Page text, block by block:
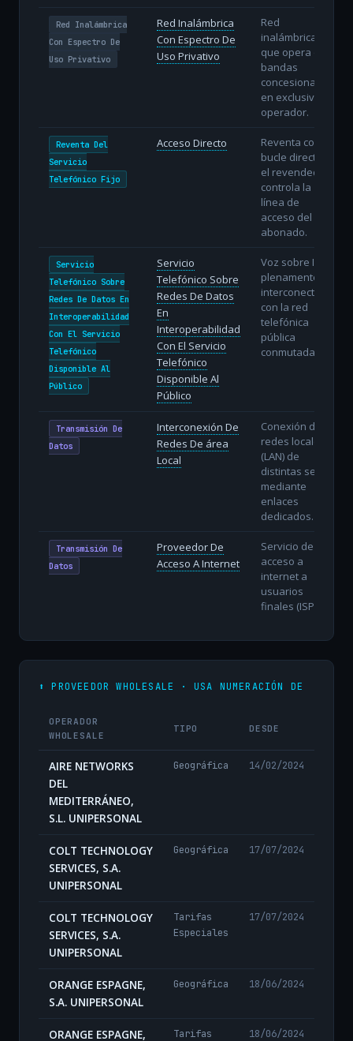
Red Inalámbrica
Con Espectro De
Uso Privativo
Red Inalámbrica
Con Espectro De
Uso Privativo
Red
inalámbrica
que opera en
bandas
concesionadas
en exclusiva al
operador.
Reventa Del
Servicio
Telefónico Fijo
Acceso Directo
Reventa con
bucle directo:
el revendedor
controla la
línea de
acceso del
abonado.
Servicio
Telefónico Sobre
Redes De Datos En
Interoperabilidad
Con El Servicio
Telefónico
Disponible Al
Público
Servicio
Telefónico Sobre
Redes De Datos
En
Interoperabilidad
Con El Servicio
Telefónico
Disponible Al
Público
Voz sobre IP
plenamente
interconectada
con la red
telefónica
pública
conmutada.
Transmisión De
Datos
Interconexión De
Redes De área
Local
Conexión de
redes locales
(LAN) de
distintas sedes
mediante
enlaces
dedicados.
Transmisión De
Datos
Proveedor De
Acceso A Internet
Servicio de
acceso a
internet a
usuarios
finales (ISP).
⬆️ PROVEEDOR WHOLESALE · USA NUMERACIÓN DE
OPERADOR
WHOLESALE
TIPO DESDE
AIRE NETWORKS
DEL
MEDITERRÁNEO,
S.L. UNIPERSONAL
Geográfica 14/02/2024
COLT TECHNOLOGY
SERVICES, S.A.
UNIPERSONAL
Geográfica 17/07/2024
COLT TECHNOLOGY
SERVICES, S.A.
UNIPERSONAL
Tarifas
Especiales
17/07/2024
ORANGE ESPAGNE,
S.A. UNIPERSONAL
Geográfica 18/06/2024
ORANGE ESPAGNE, Tarifas 18/06/2024